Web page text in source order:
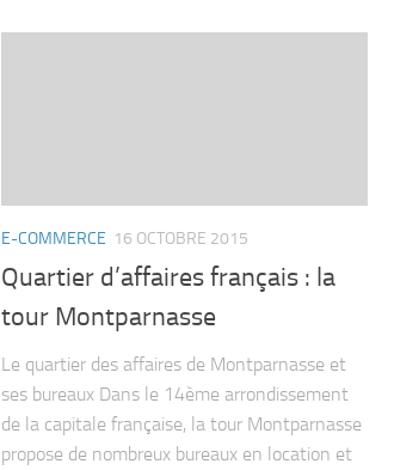
E-COMMERCE 16 OCTOBRE 2015
Quartier d’affaires français : la
tour Montparnasse
Le quartier des affaires de Montparnasse et
ses bureaux Dans le 14ème arrondissement
de la capitale française, la tour Montparnasse
propose de nombreux bureaux en location et